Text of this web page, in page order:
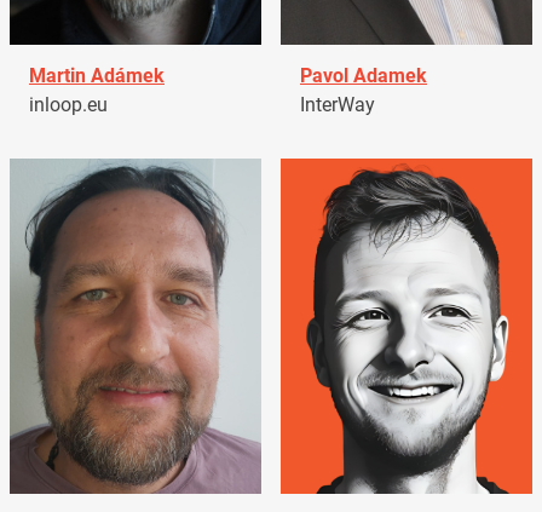
Martin Adámek
inloop.eu
Pavol Adamek
InterWay